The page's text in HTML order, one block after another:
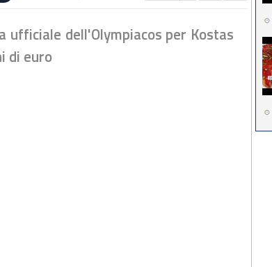
ufficiale dell'Olympiacos per Kostas
di euro